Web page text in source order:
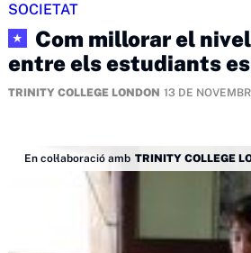
SOCIETAT
★
Com millorar el
entre els estudiants
TRINITY COLLEGE LONDON 13 DE
En col·laboració amb TRINITY COLLEGE